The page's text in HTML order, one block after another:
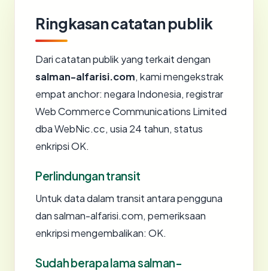
Ringkasan catatan publik
Dari catatan publik yang terkait dengan
salman-alfarisi.com, kami mengekstrak
empat anchor: negara Indonesia, registrar
Web Commerce Communications Limited
dba WebNic.cc, usia 24 tahun, status
enkripsi OK.
Perlindungan transit
Untuk data dalam transit antara pengguna
dan salman-alfarisi.com, pemeriksaan
enkripsi mengembalikan: OK.
Sudah berapa lama salman-